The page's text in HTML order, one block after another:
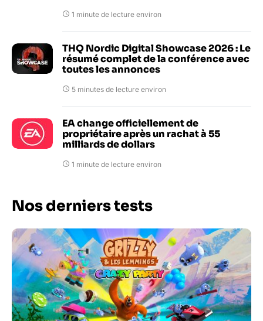
1 minute de lecture environ
THQ Nordic Digital Showcase 2026 : Le
résumé complet de la conférence avec
toutes les annonces
5 minutes de lecture environ
EA change officiellement de
propriétaire après un rachat à 55
milliards de dollars
1 minute de lecture environ
Nos derniers tests